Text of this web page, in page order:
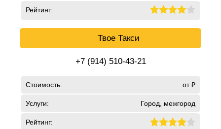
Рейтинг:
Твое Такси
+7 (914) 510-43-21
Стоимость: от ₽
Услуги: Город, межгород
Рейтинг: